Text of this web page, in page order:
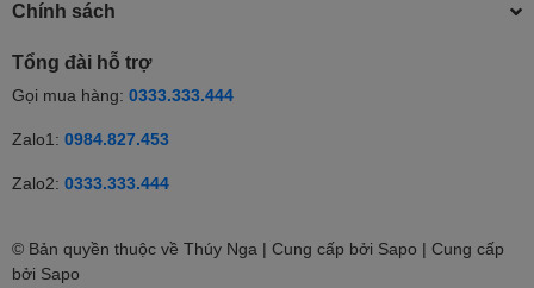
Chính sách
Tổng đài hỗ trợ
Gọi mua hàng: 0333.333.444
Zalo1: 0984.827.453
Zalo2: 0333.333.444
© Bản quyền thuộc về Thúy Nga | Cung cấp bởi Sapo | Cung cấp
bởi Sapo